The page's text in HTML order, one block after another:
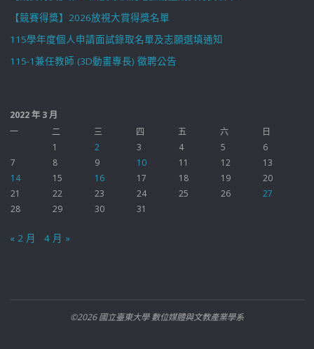
【競賽得獎】2026放視大賞得獎名單
115學年度個人申請面試錄取名單及志願選填通知
115-1兼任教師 (3D動畫專長) 徵聘公告
2022 年 3 月
一
二 三 四 五 六
日
1
2 3 4 5
6
7
8 9 10 11 12
13
14
15 16 17 18 19
20
21
22 23 24 25 26
27
28
29 30 31
« 2 月 4 月 »
©2026 國立臺東大學 數位媒體與文教產業學系